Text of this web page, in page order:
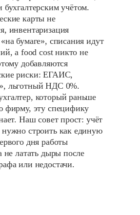
бухгалтерским учётом.
карты не
инвентаризация
бумаге», списания идут
а food cost никто не
добавляются
риски: ЕГАИС,
льготный НДС 0%.
который раньше
фирму, эту специфику
Наш совет прост: учёт
строить как единую
дня работы
не латать дыры после
или недостачи.